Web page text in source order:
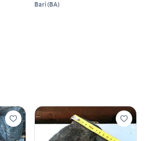
Bari(BA)